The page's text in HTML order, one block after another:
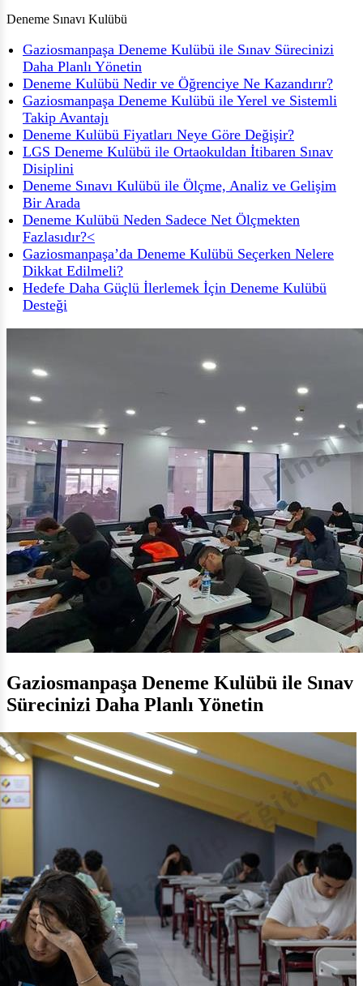
Deneme Sınavı Kulübü
Gaziosmanpaşa Deneme Kulübü ile Sınav Sürecinizi
Daha Planlı Yönetin
Deneme Kulübü Nedir ve Öğrenciye Ne Kazandırır?
Gaziosmanpaşa Deneme Kulübü ile Yerel ve Sistemli
Takip Avantajı
Deneme Kulübü Fiyatları Neye Göre Değişir?
LGS Deneme Kulübü ile Ortaokuldan İtibaren Sınav
Disiplini
Deneme Sınavı Kulübü ile Ölçme, Analiz ve Gelişim
Bir Arada
Deneme Kulübü Neden Sadece Net Ölçmekten
Fazlasıdır?<
Gaziosmanpaşa’da Deneme Kulübü Seçerken Nelere
Dikkat Edilmeli?
Hedefe Daha Güçlü İlerlemek İçin Deneme Kulübü
Desteği
Gaziosmanpaşa Deneme Kulübü ile Sınav
Sürecinizi Daha Planlı Yönetin